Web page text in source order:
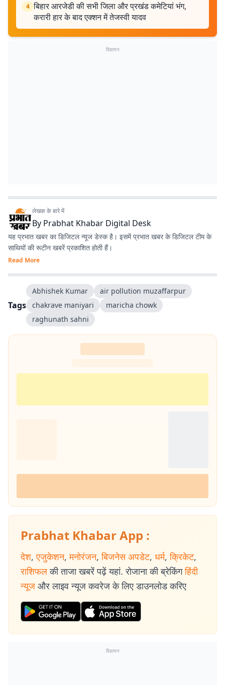
4 बिहार आरजेडी की सभी जिला और प्रखंड कमेटियां भंग,
करारी हार के बाद एक्शन में तेजस्वी यादव
विज्ञापन
लेखक के बारे में
By Prabhat Khabar Digital Desk
यह प्रभात खबर का डिजिटल न्यूज डेस्क है। इसमें प्रभात खबर के डिजिटल टीम के
साथियों की रूटीन खबरें प्रकाशित होती हैं।
Read More
Tags
Abhishek Kumar
air pollution muzaffarpur
chakrave maniyari
maricha chowk
raghunath sahni
Prabhat Khabar App :
देश, एजुकेशन, मनोरंजन, बिजनेस अपडेट, धर्म, क्रिकेट,
राशिफल की ताजा खबरें पढ़ें यहां. रोजाना की ब्रेकिंग हिंदी
न्यूज और लाइव न्यूज कवरेज के लिए डाउनलोड करिए
विज्ञापन